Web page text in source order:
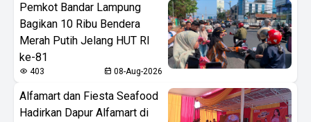
Pemkot Bandar Lampung
Bagikan 10 Ribu Bendera
Merah Putih Jelang HUT RI
ke-81
403 08-Aug-2026
Alfamart dan Fiesta Seafood
Hadirkan Dapur Alfamart di